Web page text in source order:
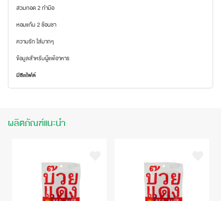
สวมกอด 2 กำมือ
หอมแก้ม 2 ช้อนชา
ความรัก ใส่มากๆ
ข้อมูลสำหรับผู้แพ้อาหาร
มีซัลไฟต์
ผลิตภัณฑ์แนะนำ